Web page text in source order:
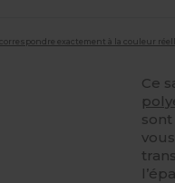
exactement à la couleur
Ce